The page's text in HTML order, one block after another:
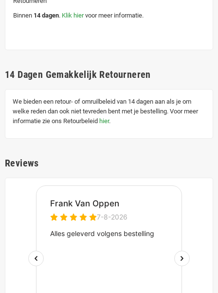
Binnen 14 dagen. Klik hiervoor meer informatie.
14 Dagen Gemakkelijk Retourneren
We bieden een retour- of omruilbeleid van 14 dagen aan als je om
welke reden dan ook niet tevreden bent met je bestelling. Voor meer
informatie zie ons Retourbeleid hier.
Reviews